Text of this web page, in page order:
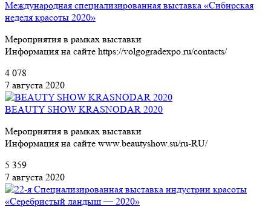
Международная специализированная выставка «Сибирская
неделя красоты 2020»
Мероприятия в рамках выставки
Информация на сайте https://volgogradexpo.ru/contacts/
4 078
7 августа 2020
BEAUTY SHOW KRASNODAR 2020
Мероприятия в рамках выставки
Информация на сайте www.beautyshow.su/ru-RU/
5 359
7 августа 2020